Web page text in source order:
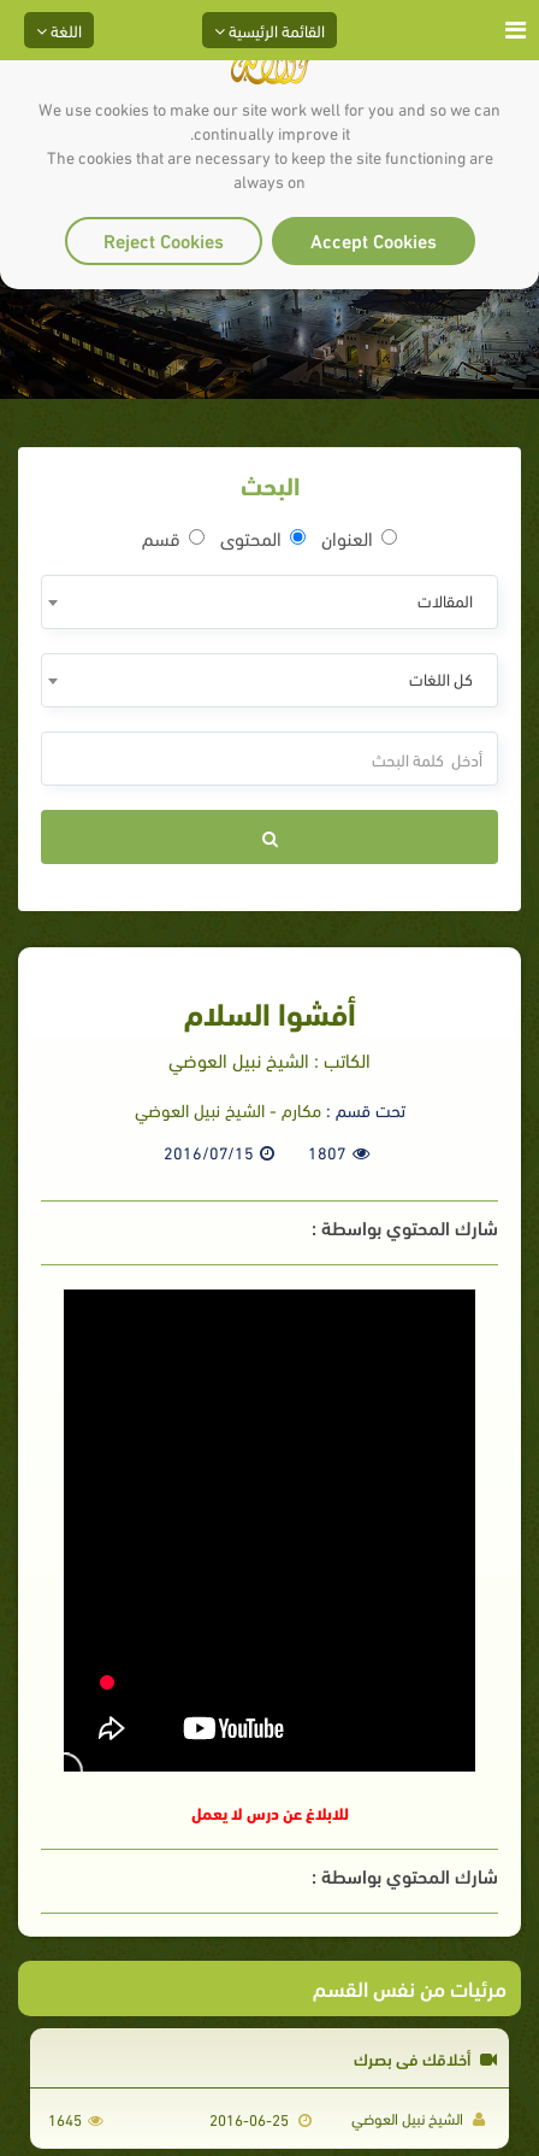
We use cookies to make our site work well for you and so we can
continually improve it.
The cookies that are necessary to keep the site functioning are
always on
Accept Cookies
Reject Cookies
اللغة القائمة الرئيسية
أفشوا السلام
البحث
العنوان المحتوى قسم
المقالات
كل اللغات
أفشوا السلام
الكاتب : الشيخ نبيل العوضي
تحت قسم :مكارم - الشيخ نبيل العوضي
1807
2016/07/15
شارك المحتوي بواسطة :
للابلاغ عن درس لا يعمل
شارك المحتوي بواسطة :
مرئيات من نفس القسم
أخلاقك في بصرك
الشيخ نبيل العوضي 1645